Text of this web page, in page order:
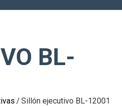
BL-
/ Sillón ejecutivo BL-12001